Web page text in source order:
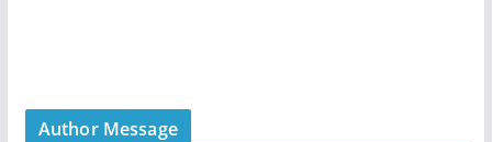
Author Message